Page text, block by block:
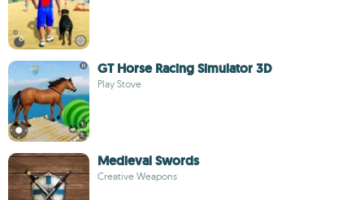
GT Horse Racing Simulator 3D
Play Stove
Medieval Swords
Creative Weapons